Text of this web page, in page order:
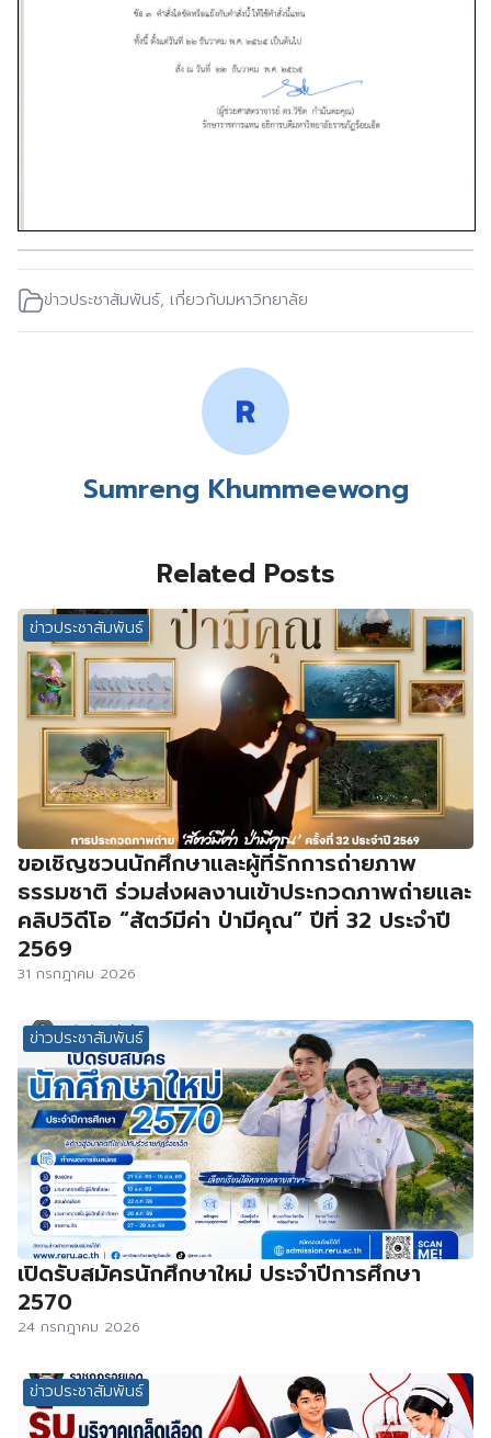
ข่าวประชาสัมพันธ์, เกี่ยวกับมหาวิทยาลัย
Sumreng Khummeewong
Related Posts
ข่าวประชาสัมพันธ์
ขอเชิญชวนนักศึกษาและผู้ที่รักการถ่ายภาพ
ธรรมชาติ ร่วมส่งผลงานเข้าประกวดภาพถ่ายและ
คลิปวิดีโอ “สัตว์มีค่า ป่ามีคุณ” ปีที่ 32 ประจำปี
2569
31 กรกฎาคม 2026
ข่าวประชาสัมพันธ์
เปิดรับสมัครนักศึกษาใหม่ ประจำปีการศึกษา
2570
24 กรกฎาคม 2026
ข่าวประชาสัมพันธ์